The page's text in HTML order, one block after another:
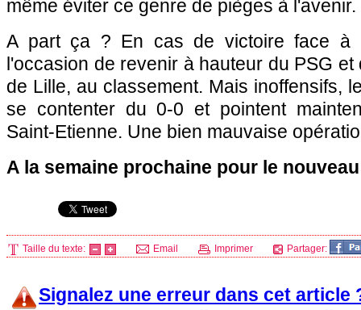
même éviter ce genre de pièges à l'avenir.
A part ça ? En cas de victoire face à
l'occasion de revenir à hauteur du PSG et
de Lille, au classement. Mais inoffensifs,
se contenter du 0-0 et pointent
Saint-Etienne. Une bien mauvaise
A la semaine prochaine pour le
Taille du texte: Email Imprimer Partager:
Signalez une erreur dans cet article